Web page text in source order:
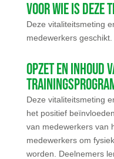
Voor wie is
Deze vitaliteitsmeting
medewerkers geschikt.
Opzet en inhoud
Deze vitaliteitsmeting
het positief
van medewerkers van
medewerkers om
worden. Deelnemers